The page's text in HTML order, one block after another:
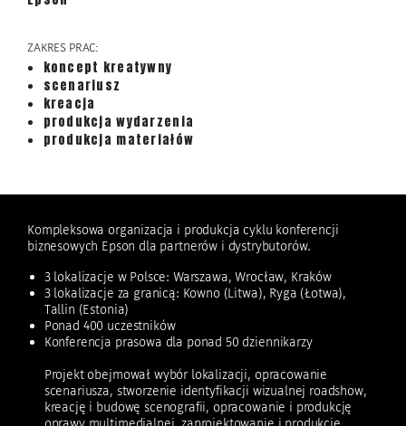
ZAKRES PRAC:
koncept kreatywny
scenariusz
kreacja
produkcja wydarzenia
produkcja materiałów
Kompleksowa organizacja i produkcja cyklu konferencji
biznesowych Epson dla partnerów i dystrybutorów.
3 lokalizacje w Polsce: Warszawa, Wrocław, Kraków
3 lokalizacje za granicą: Kowno (Litwa), Ryga (Łotwa),
Tallin (Estonia)
Ponad 400 uczestników
Konferencja prasowa dla ponad 50 dziennikarzy
Projekt obejmował wybór lokalizacji, opracowanie
scenariusza, stworzenie identyfikacji wizualnej roadshow,
kreację i budowę scenografii, opracowanie i produkcję